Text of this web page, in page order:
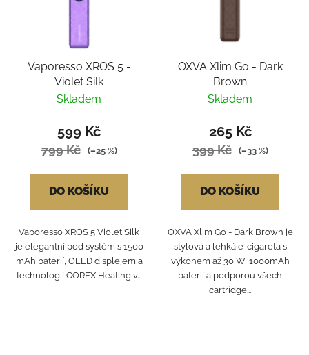
Vaporesso XROS 5 -
Violet Silk
Skladem
599 Kč
799 Kč (–25 %)
DO KOŠÍKU
Vaporesso XROS 5 Violet Silk
je elegantní pod systém s 1500
mAh baterií, OLED displejem a
technologií COREX Heating v...
OXVA Xlim Go - Dark
Brown
Skladem
265 Kč
399 Kč (–33 %)
DO KOŠÍKU
OXVA Xlim Go - Dark Brown je
stylová a lehká e-cigareta s
výkonem až 30 W, 1000mAh
baterií a podporou všech
cartridge...